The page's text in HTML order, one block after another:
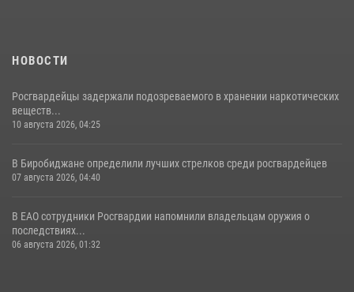
НОВОСТИ
Росгвардейцы задержали подозреваемого в хранении наркотических
веществ...
10 августа 2026, 04:25
В Биробиджане определили лучших стрелков среди росгвардейцев
07 августа 2026, 04:40
В ЕАО сотрудники Росгвардии напомнили владельцам оружия о
последствиях...
06 августа 2026, 01:32